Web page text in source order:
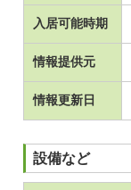
入居可能時期
情報提供元
情報更新日
設備など